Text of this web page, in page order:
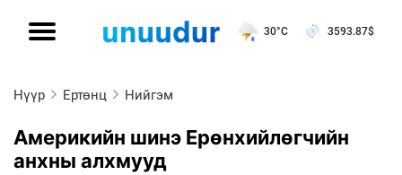
30°C 3593.87$
Нүүр Ертөнц Нийгэм
Америкийн шинэ Ерөнхийлөгчийн
анхны алхмууд